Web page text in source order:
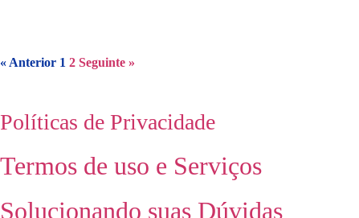
« Anterior 1 2 Seguinte »
Políticas de Privacidade
Termos de uso e Serviços
Solucionando suas Dúvidas